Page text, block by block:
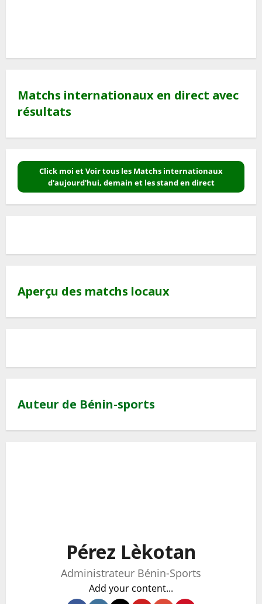
Matchs internationaux en direct avec
résultats
Click moi et Voir tous les Matchs internationaux
d'aujourd'hui, demain et les stand en direct
Aperçu des matchs locaux
Auteur de Bénin-sports
Pérez Lèkotan
Administrateur Bénin-Sports
Add your content...